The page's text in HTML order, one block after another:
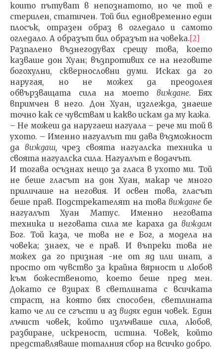
които пътуват в непознатото, но че той е
стерилен, статичен. Той бил едновременно един
плосък, отразен образ в огледало и самото
огледа­ло. А образът бил образът на човека.[2]
Разпалено възнегодувах срещу това, което
казваше дон Хуан; възпротивих се на неговите
богохулни, сквернословни думи. Исках да го
наругая, но не можех да преодолея
обвързващата сила на моето виждане. Бях
впримчен в него. Дон Хуан, изглежда, знаеше
точно как се чувствам и какво искам да му кажа.
– Не можеш да наругаеш нагуала – рече ми той в
ухото. – Именно нагуалът ти дава възможност
да виж­даш, чрез своята нагуалска техника и
своята нагуалска сила. Нагуалът е водачът.
И тогава осъзнах нещо за гласа в ухото ми. Той
не беше гласът на дон Хуан, макар че много
приличаше на неговия. И освен това, гласът
беше прав. Подстрекателят на това виждане бе
нагуалът Хуан Матус. Именно не­говата
техника и неговата сила ме караха да виждам
Бог. Той каза, че това не е Бог, а модела на
човека; зна­ех, че е прав. И въпреки това не
можех да го призная -не от яд или инат, а
просто от чувство за крайна вяр­ност и любов
към божественото, което беше пред мен.
Докато се взирах в светлината с всичката
страст, на която бях способен, светлината
като че ли се сгъсти и азвидях един човек. Един
лъчист човек, който излъчваше сила, любов,
разбиране, искреност, истина. Човек, кой­то
представляваше тоталния сбор на всичко добро.